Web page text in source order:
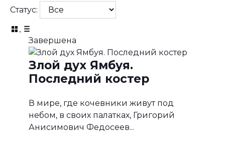
Статус:
Завершена
Злой дух Ямбуя.
Последний костер
В мире, где кочевники живут под
небом, в своих палатках, Григорий
Анисимович Федосеев...